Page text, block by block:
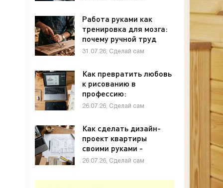
Работа руками как
тренировка для мозга:
почему ручной труд
полезен для памяти и
31.07.26, Сделай сам
Как превратить любовь
к рисованию в
профессию:
графический дизайн с
26.07.26, Сделай сам
Как сделать дизайн-
проект квартиры
своими руками -
«Своими руками»
26.07.26, Сделай сам